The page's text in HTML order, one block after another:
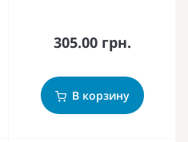
305.00 грн.
В корзину